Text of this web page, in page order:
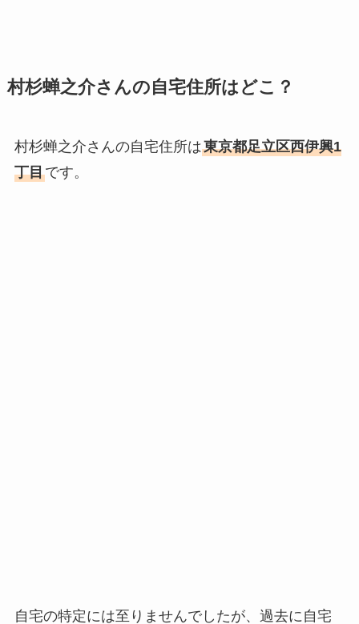
村杉蝉之介さんの自宅住所はどこ？
村杉蝉之介さんの自宅住所は東京都足立区西伊興1
丁目です。
自宅の特定には至りませんでしたが、過去に自宅